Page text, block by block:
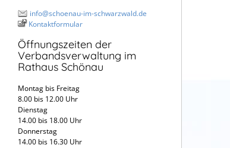
info@schoenau-im-schwarzwald.de
Kontaktformular
Öffnungszeiten der
Verbandsverwaltung im
Rathaus Schönau
Montag bis Freitag
8.00 bis 12.00 Uhr
Dienstag
14.00 bis 18.00 Uhr
Donnerstag
14.00 bis 16.30 Uhr